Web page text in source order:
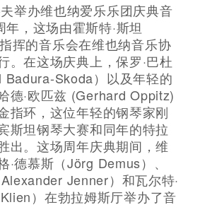
举办维也纳爱乐乐团庆典音
，这场由霍斯特·斯坦
挥的音乐会在维也纳音乐协
。在这场庆典上，保罗·巴杜
Badura-Skoda）以及年轻的
德·欧匹兹 (Gerhard Oppitz)
指环，这位年轻的钢琴家刚
斯坦钢琴大赛和同年的特拉
出。这场周年庆典期间，维
·德慕斯（Jörg Demus）、
Jenner）和瓦尔特·
）在勃拉姆斯厅举办了音